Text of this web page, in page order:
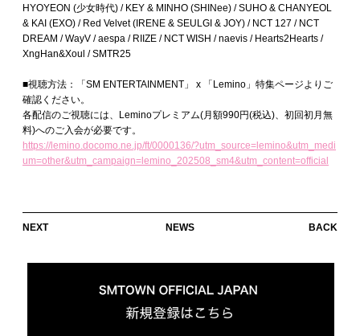
HYOYEON (少女時代) / KEY & MINHO (SHINee) / SUHO & CHANYEOL
& KAI (EXO) / Red Velvet (IRENE & SEULGI & JOY) / NCT 127 / NCT
DREAM / WayV / aespa / RIIZE / NCT WISH / naevis / Hearts2Hearts /
XngHan&Xoul / SMTR25
■視聴方法：「SM ENTERTAINMENT」 x 「Lemino」特集ページよりご
確認ください。
各配信のご視聴には、Leminoプレミアム(月額990円(税込)、初回初月無
料)へのご入会が必要です。
https://lemino.docomo.ne.jp/ft/0000136/?utm_source=lemino&utm_medi
um=other&utm_campaign=lemino_202508_sm4&utm_content=official
NEXT NEWS BACK